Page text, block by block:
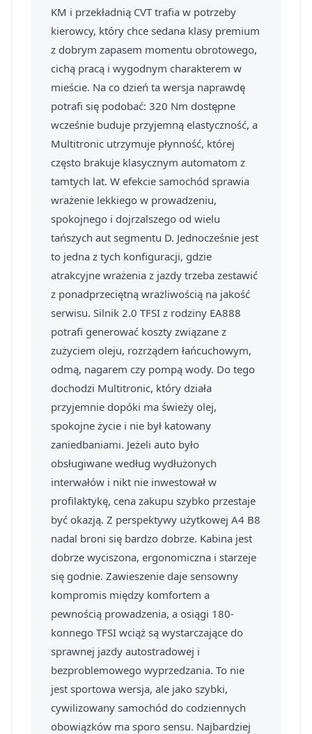
KM i przekładnią CVT trafia w potrzeby
kierowcy, który chce sedana klasy premium
z dobrym zapasem momentu obrotowego,
cichą pracą i wygodnym charakterem w
mieście. Na co dzień ta wersja naprawdę
potrafi się podobać: 320 Nm dostępne
wcześnie buduje przyjemną elastyczność, a
Multitronic utrzymuje płynność, której
często brakuje klasycznym automatom z
tamtych lat. W efekcie samochód sprawia
wrażenie lekkiego w prowadzeniu,
spokojnego i dojrzalszego od wielu
tańszych aut segmentu D. Jednocześnie jest
to jedna z tych konfiguracji, gdzie
atrakcyjne wrażenia z jazdy trzeba zestawić
z ponadprzeciętną wrażliwością na jakość
serwisu. Silnik 2.0 TFSI z rodziny EA888
potrafi generować koszty związane z
zużyciem oleju, rozrządem łańcuchowym,
odmą, nagarem czy pompą wody. Do tego
dochodzi Multitronic, który działa
przyjemnie dopóki ma świeży olej,
spokojne życie i nie był katowany
zaniedbaniami. Jeżeli auto było
obsługiwane według wydłużonych
interwałów i nikt nie inwestował w
profilaktykę, cena zakupu szybko przestaje
być okazją. Z perspektywy użytkowej A4 B8
nadal broni się bardzo dobrze. Kabina jest
dobrze wyciszona, ergonomiczna i starzeje
się godnie. Zawieszenie daje sensowny
kompromis między komfortem a
pewnością prowadzenia, a osiągi 180-
konnego TFSI wciąż są wystarczające do
sprawnej jazdy autostradowej i
bezproblemowego wyprzedzania. To nie
jest sportowa wersja, ale jako szybki,
cywilizowany samochód do codziennych
obowiązków ma sporo sensu. Najbardziej